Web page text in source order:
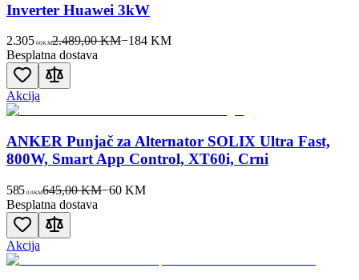
Inverter Huawei 3kW
2.305 00KM2.489,00 KM−184KM
Besplatna dostava
Akcija
ANKER Punjač za Alternator SOLIX Ultra Fast,
800W, Smart App Control, XT60i, Crni
585 00KM645,00 KM−60 KM
Besplatna dostava
Akcija